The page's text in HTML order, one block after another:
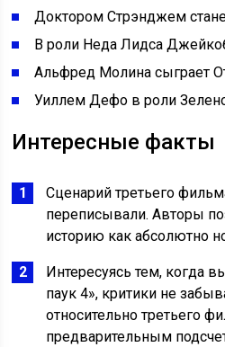
Доктором Стрэнджем
В роли Неда Лидса
Альфред Молина сыграет
Уиллем Дефо в роли
Интересные факты
Сценарий третьего
переписывали. Авторы
историю как абсолютно
Интересуясь тем, когда
паук 4», критики не
относительно третьего
предварительным